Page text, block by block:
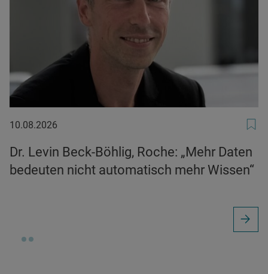
10.08.2026
10.08.2026
Dr. Levin Beck-Böhlig, Roche: „Mehr Daten
bedeuten nicht automatisch mehr Wissen“